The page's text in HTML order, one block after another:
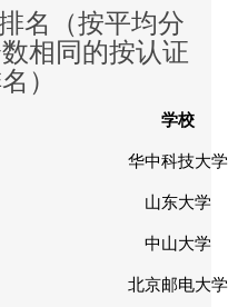
名（按平均分
相同的按认证
）
学校
华中科技大学
山东大学
中山大学
北京邮电大学